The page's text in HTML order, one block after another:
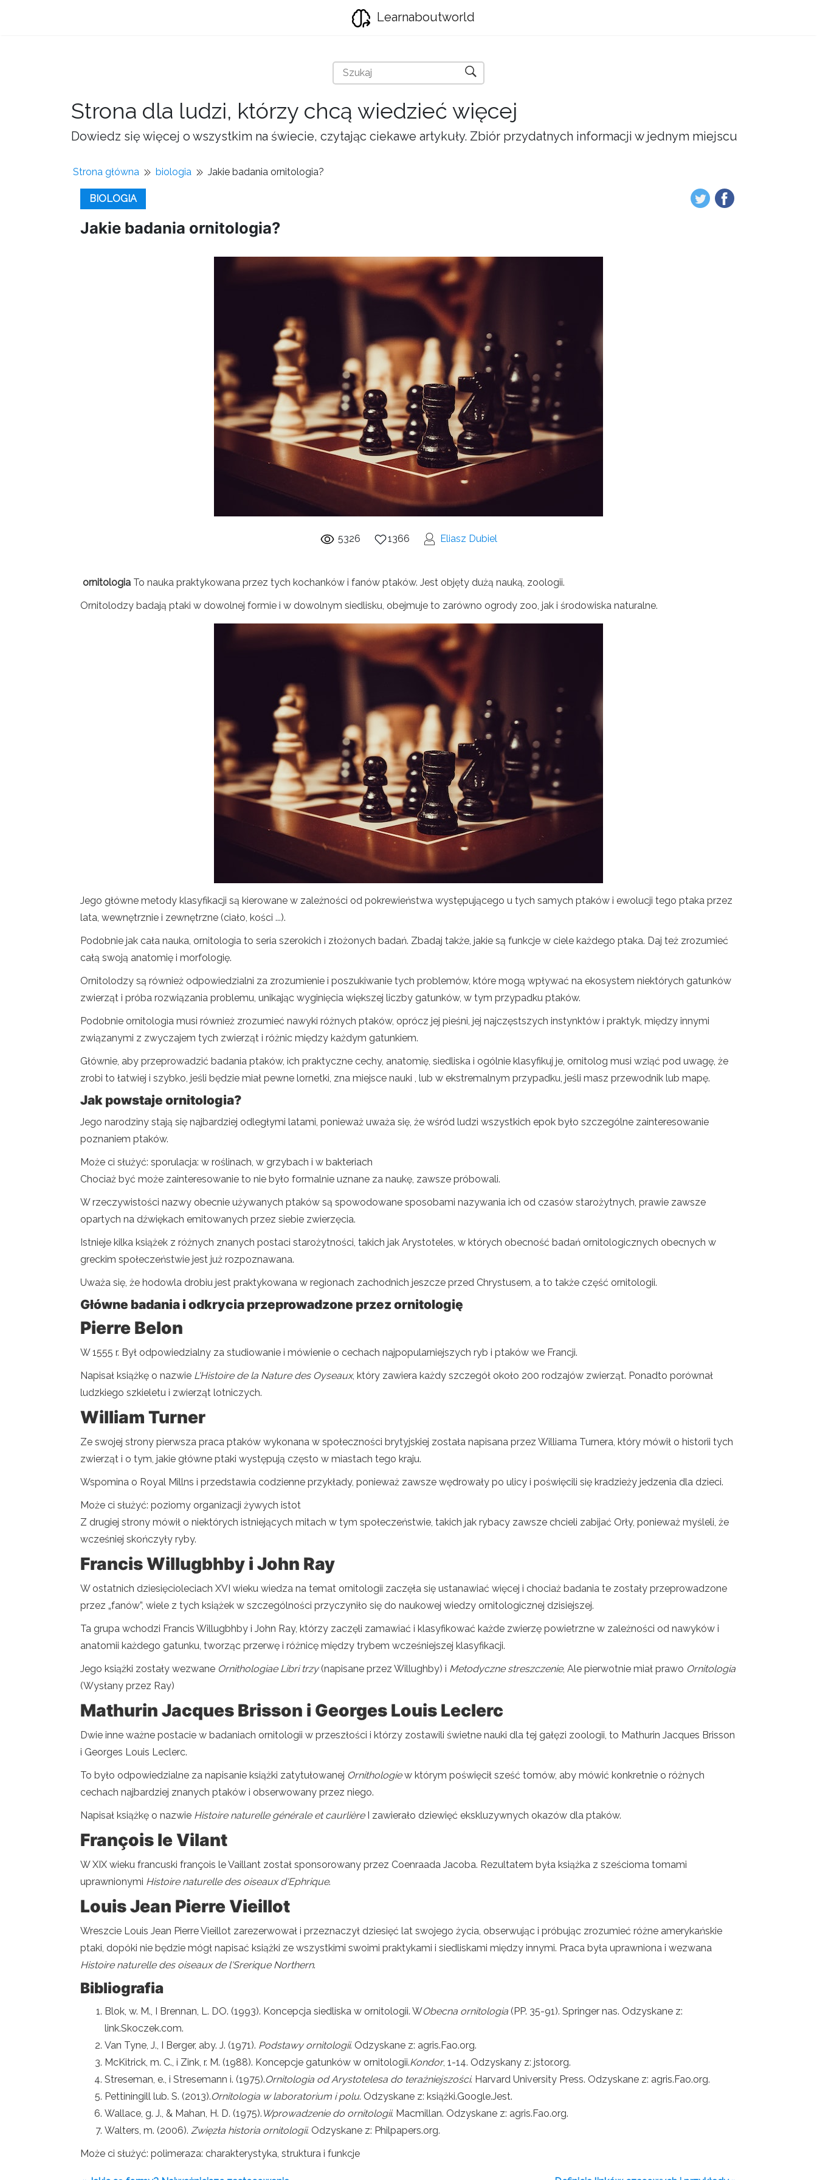
Learnaboutworld
Strona dla ludzi, którzy chcą wiedzieć więcej
Dowiedz się więcej o wszystkim na świecie, czytając ciekawe artykuły. Zbiór przydatnych informacji w jednym miejscu
Strona główna biologia Jakie badania ornitologia?
BIOLOGIA
Jakie badania ornitologia?
5326 1366 Eliasz Dubiel
ornitologia To nauka praktykowana przez tych kochanków i fanów ptaków. Jest objęty dużą nauką, zoologii.
Ornitolodzy badają ptaki w dowolnej formie i w dowolnym siedlisku, obejmuje to zarówno ogrody zoo, jak i środowiska naturalne.
Jego główne metody klasyfikacji są kierowane w zależności od pokrewieństwa występującego u tych samych ptaków i ewolucji tego ptaka przez
lata, wewnętrznie i zewnętrzne (ciało, kości ...).
Podobnie jak cała nauka, ornitologia to seria szerokich i złożonych badań. Zbadaj także, jakie są funkcje w ciele każdego ptaka. Daj też zrozumieć
całą swoją anatomię i morfologię.
Ornitolodzy są również odpowiedzialni za zrozumienie i poszukiwanie tych problemów, które mogą wpływać na ekosystem niektórych gatunków
zwierząt i próba rozwiązania problemu, unikając wyginięcia większej liczby gatunków, w tym przypadku ptaków.
Podobnie ornitologia musi również zrozumieć nawyki różnych ptaków, oprócz jej pieśni, jej najczęstszych instynktów i praktyk, między innymi
związanymi z zwyczajem tych zwierząt i różnic między każdym gatunkiem.
Głównie, aby przeprowadzić badania ptaków, ich praktyczne cechy, anatomię, siedliska i ogólnie klasyfikuj je, ornitolog musi wziąć pod uwagę, że
zrobi to łatwiej i szybko, jeśli będzie miał pewne lornetki, zna miejsce nauki , lub w ekstremalnym przypadku, jeśli masz przewodnik lub mapę.
Jak powstaje ornitologia?
Jego narodziny stają się najbardziej odległymi latami, ponieważ uważa się, że wśród ludzi wszystkich epok było szczególne zainteresowanie
poznaniem ptaków.
Może ci służyć: sporulacja: w roślinach, w grzybach i w bakteriach
Chociaż być może zainteresowanie to nie było formalnie uznane za naukę, zawsze próbowali.
W rzeczywistości nazwy obecnie używanych ptaków są spowodowane sposobami nazywania ich od czasów starożytnych, prawie zawsze
opartych na dźwiękach emitowanych przez siebie zwierzęcia.
Istnieje kilka książek z różnych znanych postaci starożytności, takich jak Arystoteles, w których obecność badań ornitologicznych obecnych w
greckim społeczeństwie jest już rozpoznawana.
Uważa się, że hodowla drobiu jest praktykowana w regionach zachodnich jeszcze przed Chrystusem, a to także część ornitologii.
Główne badania i odkrycia przeprowadzone przez ornitologię
Pierre Belon
W 1555 r. Był odpowiedzialny za studiowanie i mówienie o cechach najpopularniejszych ryb i ptaków we Francji.
Napisał książkę o nazwie L'Histoire de la Nature des Oyseaux, który zawiera każdy szczegół około 200 rodzajów zwierząt. Ponadto porównał
ludzkiego szkieletu i zwierząt lotniczych.
William Turner
Ze swojej strony pierwsza praca ptaków wykonana w społeczności brytyjskiej została napisana przez Williama Turnera, który mówił o historii tych
zwierząt i o tym, jakie główne ptaki występują często w miastach tego kraju.
Wspomina o Royal Millns i przedstawia codzienne przykłady, ponieważ zawsze wędrowały po ulicy i poświęcili się kradzieży jedzenia dla dzieci.
Może ci służyć: poziomy organizacji żywych istot
Z drugiej strony mówił o niektórych istniejących mitach w tym społeczeństwie, takich jak rybacy zawsze chcieli zabijać Orły, ponieważ myśleli, że
wcześniej skończyły ryby.
Francis Willugbhby i John Ray
W ostatnich dziesięcioleciach XVI wieku wiedza na temat ornitologii zaczęła się ustanawiać więcej i chociaż badania te zostały przeprowadzone
przez „fanów”, wiele z tych książek w szczególności przyczyniło się do naukowej wiedzy ornitologicznej dzisiejszej.
Ta grupa wchodzi Francis Willugbhby i John Ray, którzy zaczęli zamawiać i klasyfikować każde zwierzę powietrzne w zależności od nawyków i
anatomii każdego gatunku, tworząc przerwę i różnicę między trybem wcześniejszej klasyfikacji.
Jego książki zostały wezwane Ornithologiae Libri trzy(napisane przez Willughby) i Metodyczne streszczenie, Ale pierwotnie miał prawo Ornitologia
(Wysłany przez Ray)
Mathurin Jacques Brisson i Georges Louis Leclerc
Dwie inne ważne postacie w badaniach ornitologii w przeszłości i którzy zostawili świetne nauki dla tej gałęzi zoologii, to Mathurin Jacques Brisson
i Georges Louis Leclerc.
To było odpowiedzialne za napisanie książki zatytułowanej Ornithologiew którym poświęcił sześć tomów, aby mówić konkretnie o różnych
cechach najbardziej znanych ptaków i obserwowany przez niego.
Napisał książkę o nazwie Histoire naturelle générale et caurlièreI zawierało dziewięć ekskluzywnych okazów dla ptaków.
François le Vilant
W XIX wieku francuski françois le Vaillant został sponsorowany przez Coenraada Jacoba. Rezultatem była książka z sześcioma tomami
uprawnionymi Histoire naturelle des oiseaux d'Ephrique.
Louis Jean Pierre Vieillot
Wreszcie Louis Jean Pierre Vieillot zarezerwował i przeznaczył dziesięć lat swojego życia, obserwując i próbując zrozumieć różne amerykańskie
ptaki, dopóki nie będzie mógł napisać książki ze wszystkimi swoimi praktykami i siedliskami między innymi. Praca była uprawniona i wezwana
Histoire naturelle des oiseaux de l'Srerique Northern.
Bibliografia
Blok, w. M., I Brennan, L. DO. (1993). Koncepcja siedliska w ornitologii. WObecna ornitologia (PP. 35-91). Springer nas. Odzyskane z:
link.Skoczek.com.
Van Tyne, J., I Berger, aby. J. (1971). Podstawy ornitologii. Odzyskane z: agris.Fao.org.
McKitrick, m. C., i Zink, r. M. (1988). Koncepcje gatunków w ornitologii.Kondor, 1-14. Odzyskany z: jstor.org.
Streseman, e., i Stresemann i. (1975).Ornitologia od Arystotelesa do teraźniejszości. Harvard University Press. Odzyskane z: agris.Fao.org.
Pettiningill lub. S. (2013).Ornitologia w laboratorium i polu. Odzyskane z: książki.Google.Jest.
Wallace, g. J., & Mahan, H. D. (1975). Wprowadzenie do ornitologii. Macmillan. Odzyskane z: agris.Fao.org.
Walters, m. (2006). Zwięzła historia ornitologii. Odzyskane z: Philpapers.org.
Może ci służyć: polimeraza: charakterystyka, struktura i funkcje